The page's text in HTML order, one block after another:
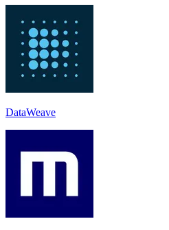
DataWeave